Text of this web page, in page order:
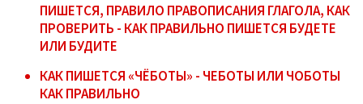
ПИШЕТСЯ, ПРАВИЛО ПРАВОПИСАНИЯ ГЛАГОЛА, КАК
ПРОВЕРИТЬ - КАК ПРАВИЛЬНО ПИШЕТСЯ БУДЕТЕ
ИЛИ БУДИТЕ
КАК ПИШЕТСЯ «ЧЁБОТЫ» - ЧЕБОТЫ ИЛИ ЧОБОТЫ
КАК ПРАВИЛЬНО